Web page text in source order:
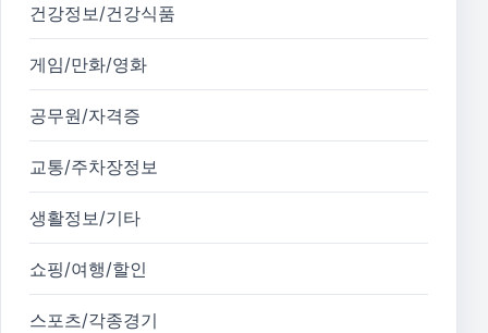
건강정보/건강식품
게임/만화/영화
공무원/자격증
교통/주차장정보
생활정보/기타
쇼핑/여행/할인
스포츠/각종경기